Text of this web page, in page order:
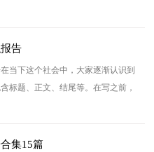
告
当下这个社会中，大家逐渐认识到
标题、正文、结尾等。在写之前，
集15篇